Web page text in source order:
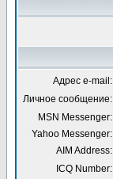
Адрес e-mail:
Личное сообщение:
MSN Messenger:
Yahoo Messenger:
AIM Address:
ICQ Number: